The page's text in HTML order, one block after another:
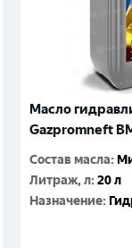
Масло
Gazpromneft
Состав масла:
Литраж, л:20 л
Назначение: